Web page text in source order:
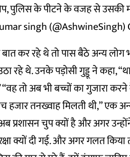
पुलिस के पीटने के वजह से उसकी
singh (@AshwineSingh)
कर रहे थे तो पास बैठे अन्य लोग
रहे थे. उनके पड़ोसी गुड्डू ने कहा,
तो अब भी बच्चों का गुजारा
हजार तनख्वाह मिलती थी,” एक
प्रशासन चुप क्यों है और अगर
क्यों दी गई. और अगर गलत